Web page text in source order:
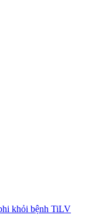
khỏi bệnh TiLV